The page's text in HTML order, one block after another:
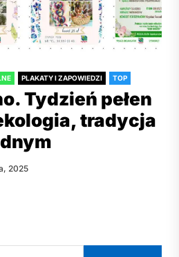
PLAKATY I ZAPOWIEDZI TOP
Tydzień pełen
tradycja
2025